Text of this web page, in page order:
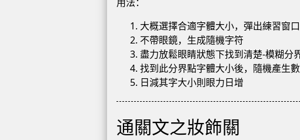
大概選擇合適字體大小，彈出練習窗口
不帶眼鏡，生成隨機字符
盡力放鬆眼睛狀態下找到清楚-模糊分
找到此分界點字體大小後，隨機產生
日減其字大小則眼力日增
通關文之妝飾關